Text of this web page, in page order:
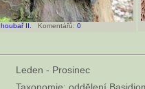
houbař II. Komentářů: 0
Leden - Prosinec
Taxonomie: oddělení